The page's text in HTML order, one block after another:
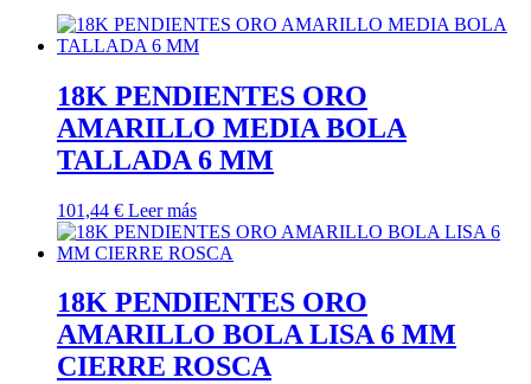
18K PENDIENTES ORO
AMARILLO MEDIA BOLA
TALLADA 6 MM
101,44 € Leer más
18K PENDIENTES ORO
AMARILLO BOLA LISA 6 MM
CIERRE ROSCA